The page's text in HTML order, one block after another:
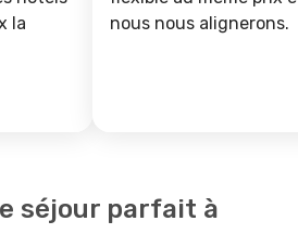
la
nous nous alignerons.
séjour parfait à